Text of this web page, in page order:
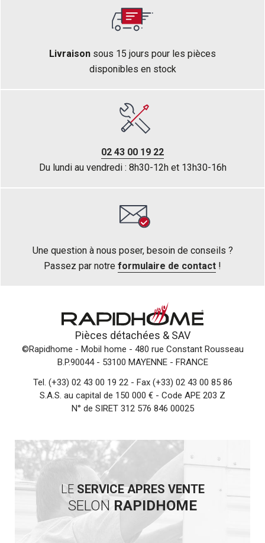
Livraison sous 15 jours pour les pièces
disponibles en stock
02 43 00 19 22
Du lundi au vendredi : 8h30-12h et 13h30-16h
Une question à nous poser, besoin de conseils ?
Passez par notre formulaire de contact !
Pièces détachées & SAV
©Rapidhome - Mobil home - 480 rue Constant Rousseau
B.P.90044 - 53100 MAYENNE - FRANCE
Tel. (+33) 02 43 00 19 22- Fax (+33) 02 43 00 85 86
S.A.S. au capital de 150 000 € - Code APE 203 Z
N° de SIRET 312 576 846 00025
LE SERVICE APRES VENTE
SELON RAPIDHOME